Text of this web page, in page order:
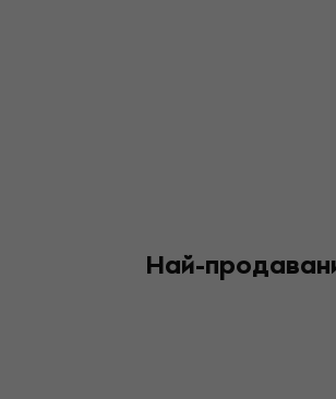
Най-